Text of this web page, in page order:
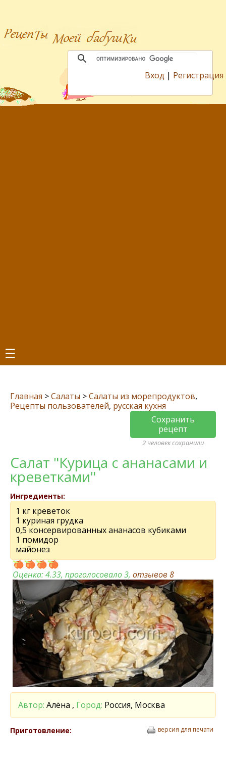
Вход | Регистрация
☰
Главная >Салаты >Салаты из морепродуктов,
Рецепты пользователей, русская кухня
Сохранить
рецепт
2 человек сохранили
Салат "Курица с ананасами и
креветками"
Ингредиенты:
1 кг креветок
1 куриная грудка
0,5 консервированных ананасов кубиками
1 помидор
майонез
Оценка:4.33, проголосовало 3, отзывов 8
Автор: Алёна , Город: Россия, Москва
Приготовление: версия для печати